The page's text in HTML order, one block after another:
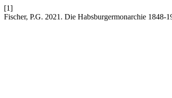
[1]
Fischer, P.G. 2021. Die Habsburgermonarchie